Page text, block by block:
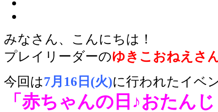
みなさん、こんにちは！
プレイリーダーのゆき こおねえさ
今回は7月16日(火)に行われたイベ
「赤ちゃんの日♪おたん